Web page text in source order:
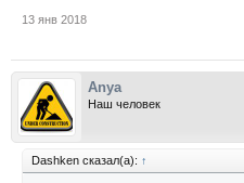
13 янв 2018
Anya
Наш человек
Dashken сказал(а): ↑